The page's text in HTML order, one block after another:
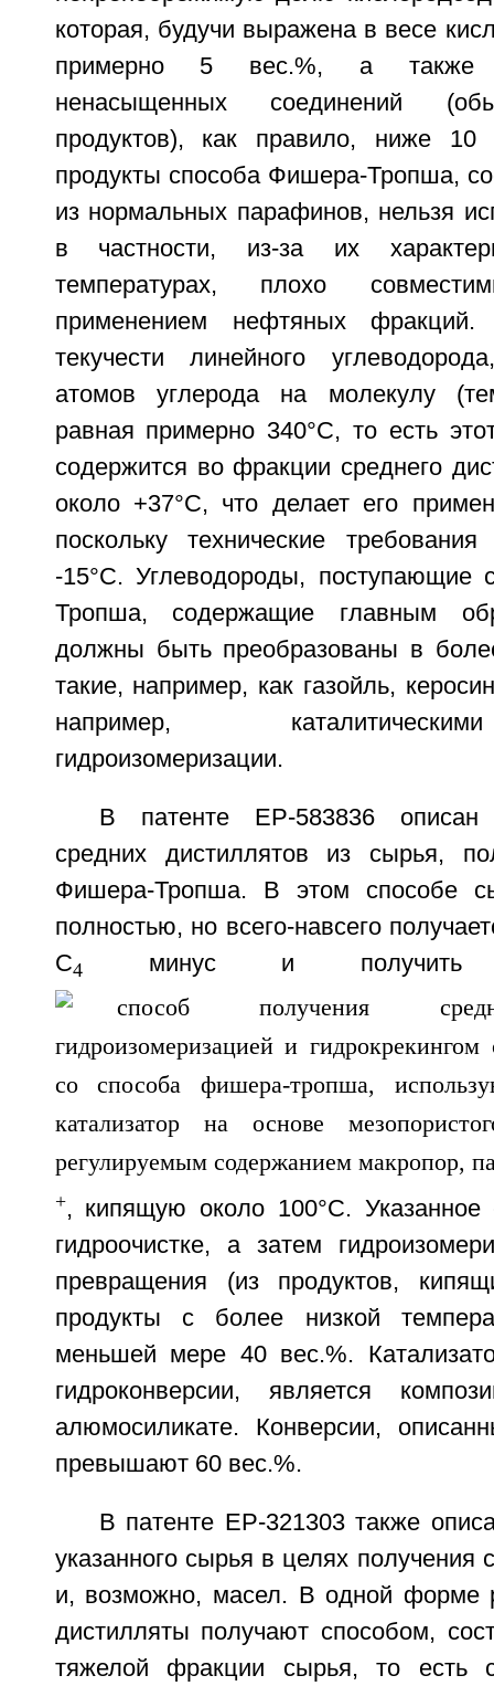
которая, будучи выражена в весе
примерно 5 вес.%, а также
ненасыщенных соединений
продуктов), как правило, ниже
продукты способа Фишера-Тропша,
из нормальных парафинов, нельзя
в частности, из-за их
температурах, плохо
применением нефтяных
текучести линейного
атомов углерода на молекулу
равная примерно 340°C, то есть
содержится во фракции среднего
около +37°C, что делает его
поскольку технические
-15°C. Углеводороды, поступающие
Тропша, содержащие главным
должны быть преобразованы в
такие, например, как газойль,
например,
гидроизомеризации.
В патенте EP-583836 описан
средних дистиллятов из сырья,
Фишера-Тропша. В этом способе
полностью, но всего-навсего
C4 минус и получить
+, кипящую около 100°C. Указанное
гидроочистке, а затем
превращения (из продуктов,
продукты с более низкой
меньшей мере 40 вес.%.
гидроконверсии, является
алюмосиликате. Конверсии,
превышают 60 вес.%.
В патенте EP-321303 также
указанного сырья в целях получения
и, возможно, масел. В одной форме
дистилляты получают способом,
тяжелой фракции сырья, то есть